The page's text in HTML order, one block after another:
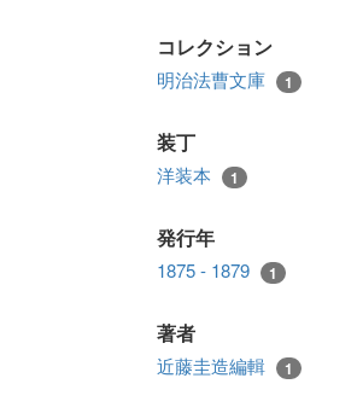
コレクション
明治法曹文庫 1
装丁
洋装本 1
発行年
1875 - 1879 1
著者
近藤圭造編輯 1